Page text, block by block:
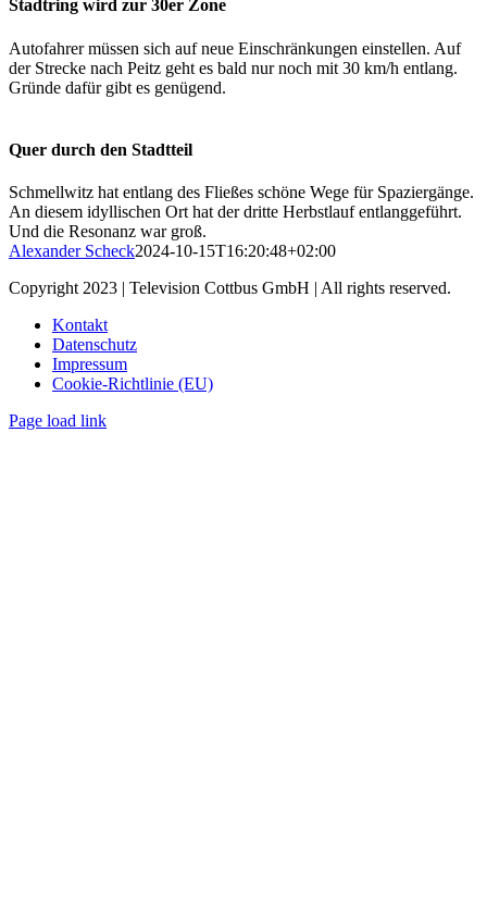
Stadtring wird zur 30er Zone
Autofahrer müssen sich auf neue Einschränkungen einstellen. Auf
der Strecke nach Peitz geht es bald nur noch mit 30 km/h entlang.
Gründe dafür gibt es genügend.
Quer durch den Stadtteil
Schmellwitz hat entlang des Fließes schöne Wege für Spaziergänge.
An diesem idyllischen Ort hat der dritte Herbstlauf entlanggeführt.
Und die Resonanz war groß.
Alexander Scheck2024-10-15T16:20:48+02:00
Copyright 2023 | Television Cottbus GmbH | All rights reserved.
Kontakt
Datenschutz
Impressum
Cookie-Richtlinie (EU)
Page load link